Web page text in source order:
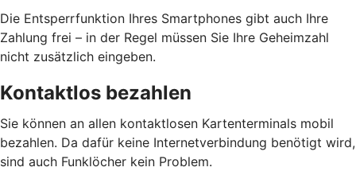
Die Entsperrfunktion Ihres Smartphones gibt auch Ihre
Zahlung frei – in der Regel müssen Sie Ihre Geheimzahl
nicht zusätzlich eingeben.
Kontaktlos bezahlen
Sie können an allen kontaktlosen Kartenterminals mobil
bezahlen. Da dafür keine Internetverbindung benötigt wird,
sind auch Funklöcher kein Problem.